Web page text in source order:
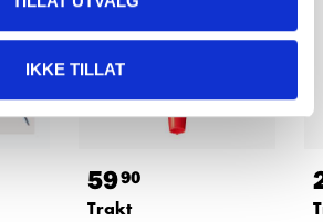
IKKE TILLAT
5990
Trakt